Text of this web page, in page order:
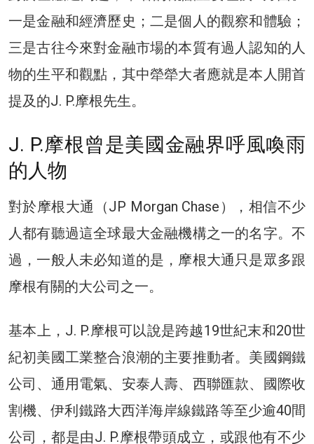
一是金融和經濟歷史；二是個人的觀察和體驗；
三是古往今來對金融市場的本質有過人認知的人
物的生平和觀點，其中犖犖大者應就是本人開首
提及的J. P.摩根先生。
J. P.摩根曾是美國金融界呼風喚雨
的人物
對於摩根大通（JP Morgan Chase），相信不少
人都有聽過這全球最大金融機構之一的名字。不
過，一般人未必知道的是，摩根大通只是眾多跟
摩根有關的大公司之一。
基本上，J. P.摩根可以說是跨越19世紀末和20世
紀初美國工業整合浪潮的主要推動者。美國鋼鐵
公司、通用電氣、安泰人壽、西聯匯款、國際收
割機、伊利鐵路大西洋海岸線鐵路等至少逾40間
公司，都是由J. P.摩根帶頭成立，或跟他有不少